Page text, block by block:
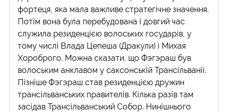
фортеця, яка мала важливе стратегічне значення.
Потім вона була перебудована і довгий час
служила резиденцією волоських государів, у
тому числі Влада Цепеша (Дракули) і Михая
Хороброго. Можна сказати, що Фэгэраш був
волоським анклавом у саксонській Трансільванії.
Пізніше Фэгэраш став резиденцією дружин
трансільванських правителів. Кілька разів там
засідав Трансільванський Собор. Нинішнього